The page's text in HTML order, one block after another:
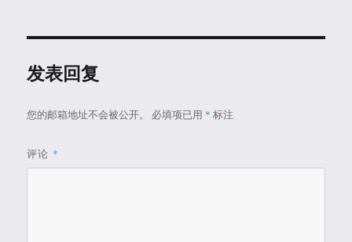
发表回复
您的邮箱地址不会被公开。 必填项已用 * 标注
评论 *